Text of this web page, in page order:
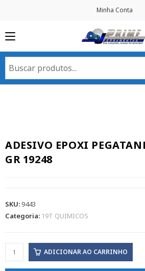
Minha Conta
ADESIVO EPOXI
GR 19248
SKU:9443
Categoria: 19T QUIMICOS
ADICIONAR AO CARRINHO